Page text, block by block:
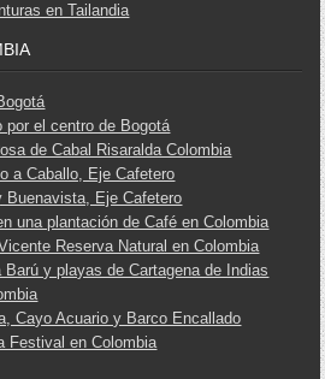
en Tailandia
el centro de Bogotá
de Cabal Risaralda Colombia
a Caballo, Eje Cafetero
Eje Cafetero
una plantación de Café en Colombia
Reserva Natural en Colombia
y playas de Cartagena de Indias
Cayo Acuario y Barco Encallado
Festival en Colombia